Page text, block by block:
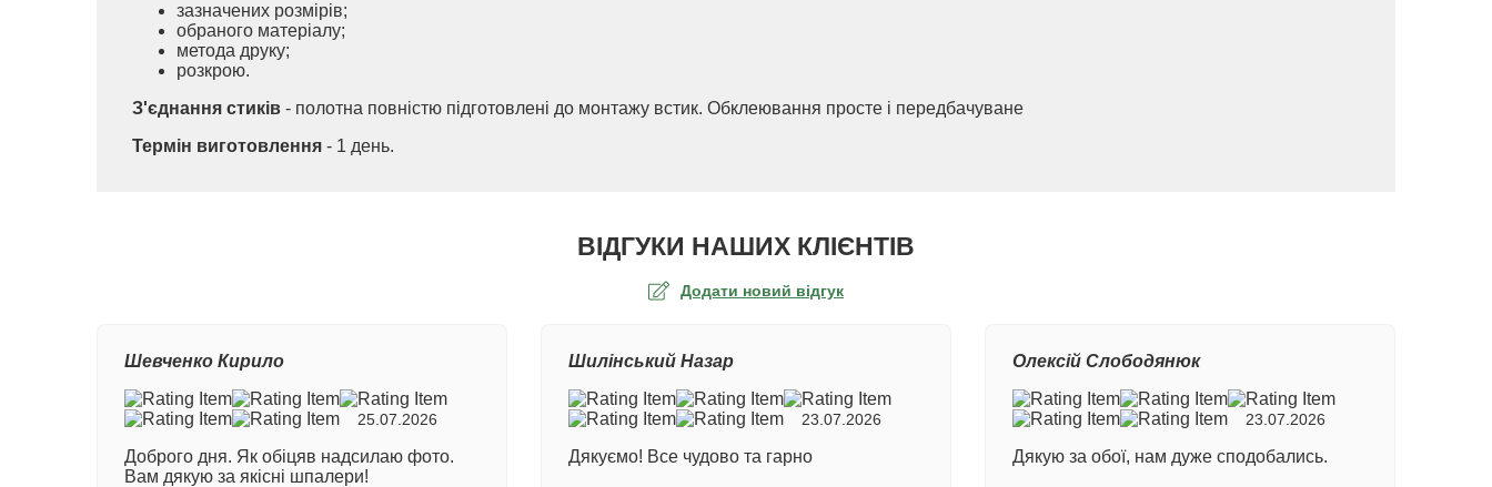
зазначених розмірів;
обраного матеріалу;
метода друку;
розкрою.
З'єднання стиків - полотна повністю підготовлені до монтажу встик. Обклеювання просте і передбачуване
Термін виготовлення - 1 день.
ВІДГУКИ НАШИХ КЛІЄНТІВ
Додати новий відгук
Ваша оцінка
Номер замовлення
Шевченко Кирило
25.07.2026
Доброго дня. Як обіцяв надсилаю фото.
Вам дякую за якісні шпалери!
Шилінський Назар
23.07.2026
Дякуємо! Все чудово та гарно
Олексій Слободянюк
23.07.2026
Дякую за обої, нам дуже сподобались.